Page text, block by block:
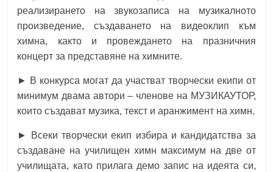
реализирането на звукозаписа на музикалното
произведение, създаването на видеоклип към
химна, както и провеждането на празничния
концерт за представяне на химните.
► В конкурса могат да участват творчески екипи от
минимум двама автори – членове на МУЗИКАУТОР,
които създават музика, текст и аранжимент на химн.
► Всеки творчески екип избира и кандидатства за
създаване на училищен химн максимум на две от
училищата, като прилага демо запис на идеята си,